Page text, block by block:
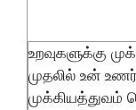
உறவுகளுக்கு
முதலில் உன்
முக்கியத்துவம்